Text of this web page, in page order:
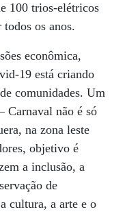
100 trios-elétricos
os anos.
econômica,
19 está criando
comunidades. Um
Carnaval não é só
na zona leste
objetivo é
a inclusão, a
de
cultura, a arte e o